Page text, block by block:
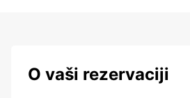
O vaši rezervaciji